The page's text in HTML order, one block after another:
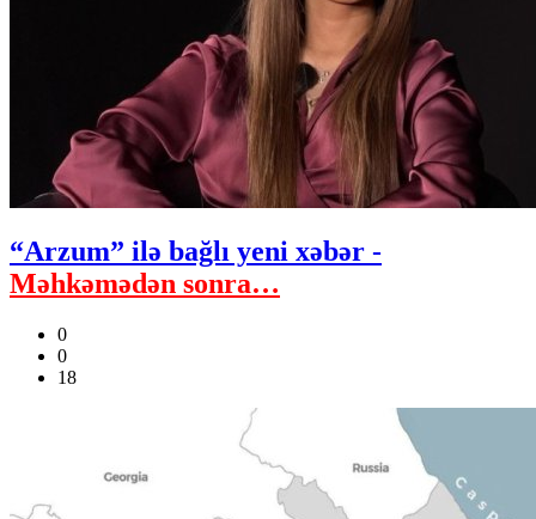
“Arzum” ilə bağlı yeni xəbər -
Məhkəmədən sonra…
0
0
18